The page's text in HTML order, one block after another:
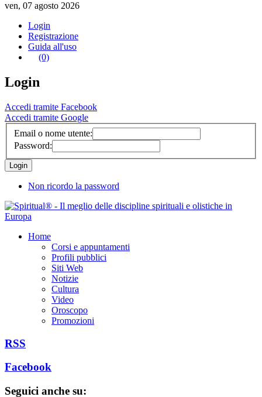
ven, 07 agosto 2026
Login
Registrazione
Guida all'uso
(0)
Login
Accedi tramite Facebook
Accedi tramite Google
Email o nome utente:
Password:
Non ricordo la password
Home
Corsi e appuntamenti
Profili pubblici
Siti Web
Notizie
Cultura
Video
Oroscopo
Promozioni
RSS
Facebook
Seguici anche su: